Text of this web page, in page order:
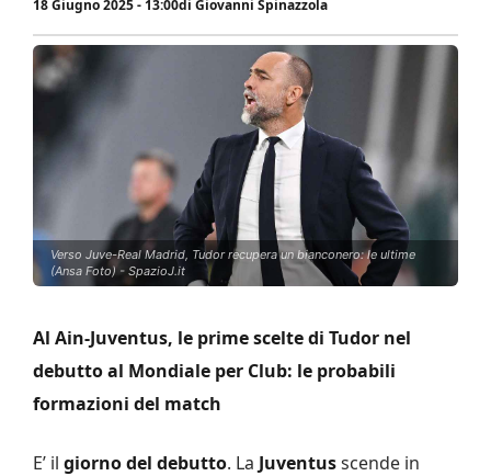
18 Giugno 2025 - 13:00di Giovanni Spinazzola
Verso Juve-Real Madrid, Tudor recupera un bianconero: le ultime
(Ansa Foto) - SpazioJ.it
Al Ain-Juventus, le prime scelte di Tudor nel
debutto al Mondiale per Club: le probabili
formazioni del match
E’ il giorno del debutto. La Juventusscende in